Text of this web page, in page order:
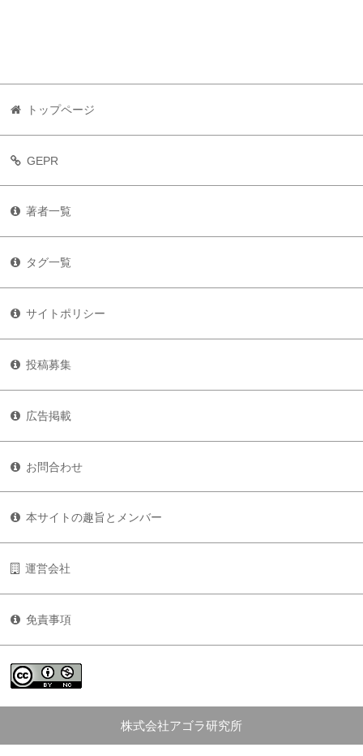
トップページ
GEPR
著者一覧
タグ一覧
サイトポリシー
投稿募集
広告掲載
お問合わせ
本サイトの趣旨とメンバー
運営会社
免責事項
株式会社アゴラ研究所